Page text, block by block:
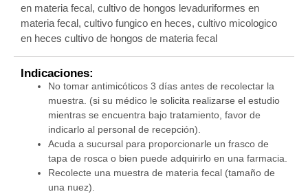
en materia fecal, cultivo de hongos levaduriformes en
materia fecal, cultivo fungico en heces, cultivo micologico
en heces cultivo de hongos de materia fecal
Indicaciones:
No tomar antimicóticos 3 días antes de recolectar la
muestra. (si su médico le solicita realizarse el estudio
mientras se encuentra bajo tratamiento, favor de
indicarlo al personal de recepción).
Acuda a sucursal para proporcionarle un frasco de
tapa de rosca o bien puede adquirirlo en una farmacia.
Recolecte una muestra de materia fecal (tamaño de
una nuez).